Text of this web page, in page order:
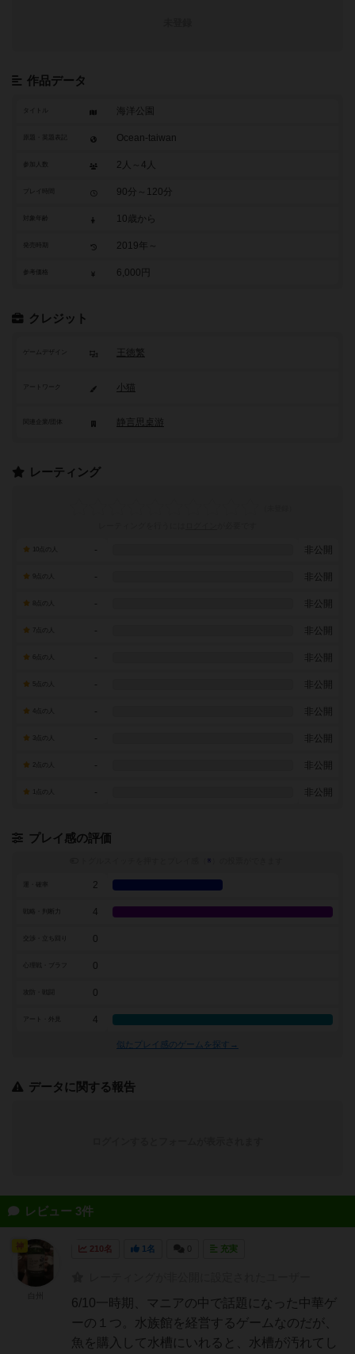
作品データ
タイトル 海洋公園
Ocean-taiwan
参加人数 2人～4人
90分～120分
10歳から
2019年～
参考価格 6,000円
クレジット
ゲームデザイン 王徳繁
アートワーク 小猫
静言思桌游
レーティング
- 非公開
- 非公開
- 非公開
7点の人 - 非公開
- 非公開
- 非公開
- 非公開
- 非公開
- 非公開
- 非公開
プレイ感の評価
※
2
戦略・判断力 4
0
0
0
アート・外見 4
似たプレイ感のゲームを探す→
データに関する報告
レビュー 3件
210名 1名 充実
6/10一時期、マニアの中で話題になった中華ゲ
ーの１つ。水族館を経営するゲームなのだが、
魚を購入して水槽にいれると、水槽が汚れてし
神